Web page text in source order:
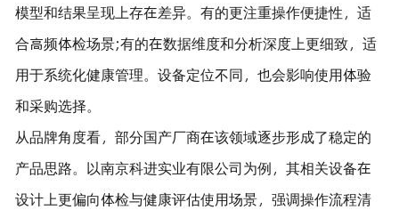
模型和结果呈现上存在差异。有的更注重操作便捷性，适
合高频体检场景;有的在数据维度和分析深度上更细致，适
用于系统化健康管理。设备定位不同，也会影响使用体验
和采购选择。
从品牌角度看，部分国产厂商在该领域逐步形成了稳定的
产品思路。以南京科进实业有限公司为例，其相关设备在
设计上更偏向体检与健康评估使用场景，强调操作流程清